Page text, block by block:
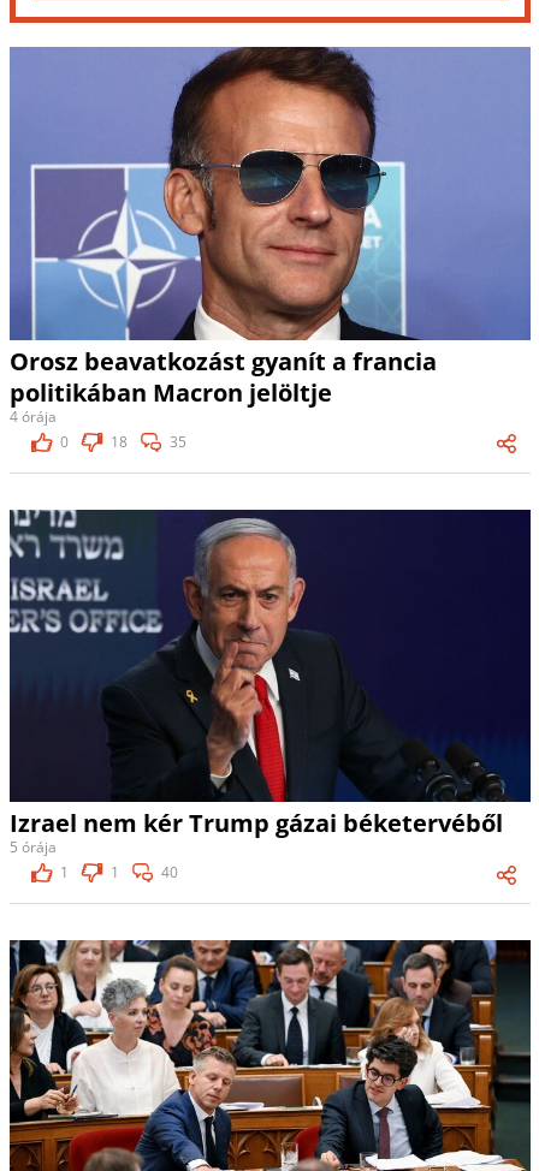
Orosz beavatkozást gyanít a francia
politikában Macron jelöltje
4 órája
0
18 35
Izrael nem kér Trump gázai béketervéből
5 órája
1
1 40